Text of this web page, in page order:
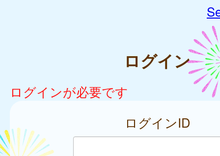
ログイン
ログインが必要です
ログインID